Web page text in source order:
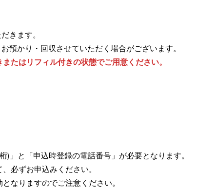
きます。
かり・回収させていただく場合がございます。
たはリフィル付きの状態でご用意ください。
と「申込時登録の電話番号」が必要となります。
必ずお申込みください。
なりますのでご注意ください。